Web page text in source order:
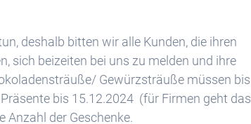
deshalb bitten wir alle Kunden, die ihren
sich beizeiten bei uns zu melden und ihre
Gewürzsträuße müssen bis
bis 15.12.2024 (für Firmen geht das
Anzahl der Geschenke.